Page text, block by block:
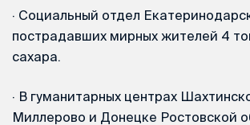
· Социальный отдел
пострадавших мирных жителей 4
сахара.
· В гуманитарных центрах
Миллерово и Донецке Ростовской